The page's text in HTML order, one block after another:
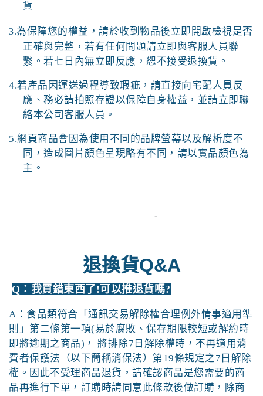
貨
3.為保障您的權益，請於收到物品後立即開啟檢視是否
正確與完整，若有任何問題請立即與客服人員聯
繫。若七日內無立即反應，恕不接受退換貨。
4.若產品因運送過程導致瑕疵，請直接向宅配人員反
應、務必請拍照存證以保障自身權益，並請立即聯
絡本公司客服人員。
5.網頁商品會因為使用不同的品牌螢幕以及解析度不
同，造成圖片顏色呈現略有不同，請以實品顏色為
主。
-
退換貨Q&A
Q：我買錯東西了!可以推退貨嗎?
A： 食品類符合「通訊交易解除權合理例外情事適用準
則」第二條第一項(易於腐敗、保存期限較短或解約時
即將逾期之商品) ， 將排除7 日解除權時，不再適用消
費者保護法（以下簡稱消保法）第19條規定之7 日解除
權。因此不受理商品退貨，請確認商品是您需要的商
品再進行下單，訂購時請同意此條款後做訂購，除商